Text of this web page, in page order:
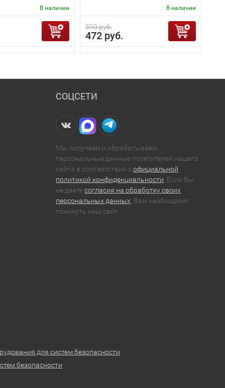
В наличии В наличии
590 руб.
472 руб.
СОЦСЕТИ
Мы получаем и обрабатываем
персональные данные посетителей нашего
сайта в соответствии софициальной
политикой конфиденциальности . Если Вы
не даетесогласия на обработку своих
персональных данных , Вам необходимо
покинуть наш сайт.
для систем безопасности
безопасности